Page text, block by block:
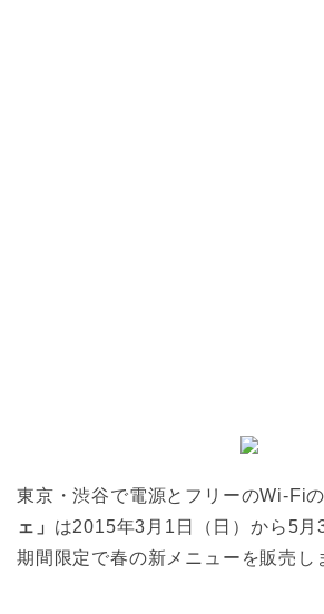
東京・渋谷で電源とフリーのWi-Fi
ェ」 は2015年3月1日（日）から5月
期間限定で春の新メニューを販売し